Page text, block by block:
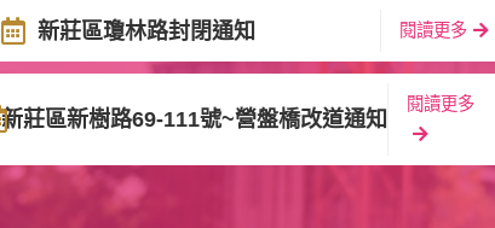
新莊區瓊林路封閉通知 閱讀更多
新莊區新樹路69-111號~營盤橋改道通知
閱讀更多